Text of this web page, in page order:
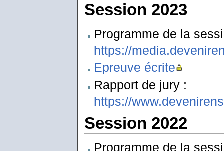
Session 2023
Programme de la
https://
Epreuve écrite
Rapport de jury :
https://
Session 2022
Programme de la